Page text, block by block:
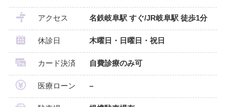
アクセス 名鉄岐阜駅 すぐ/JR岐阜駅 徒歩1分
休診日 木曜日・日曜日・祝日
カード決済 自費診療のみ可
医療ローン –